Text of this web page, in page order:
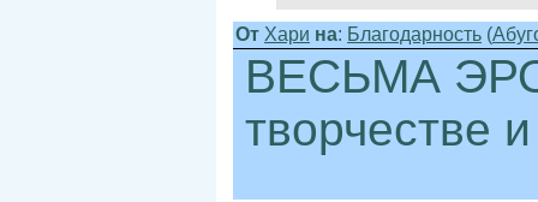
От Хари на: Благодарность (
ВЕСЬМА
творчестве